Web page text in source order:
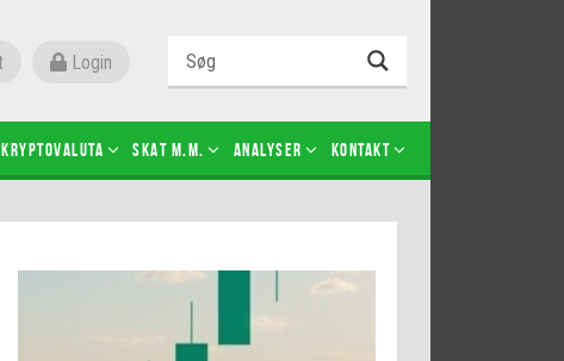
Login
Futures-kontrakter
Kopier Jeppe Kirk Bonde
Kryptovaluta SKAT m.m. Analyser Kontakt